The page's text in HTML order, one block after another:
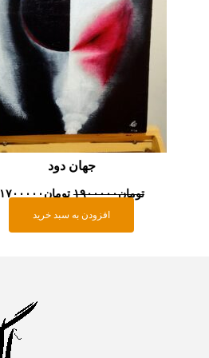
جهان دود
تومان۱۹۰۰۰۰۰ تومان۱۷۰۰۰۰۰
افزودن به سبد خرید